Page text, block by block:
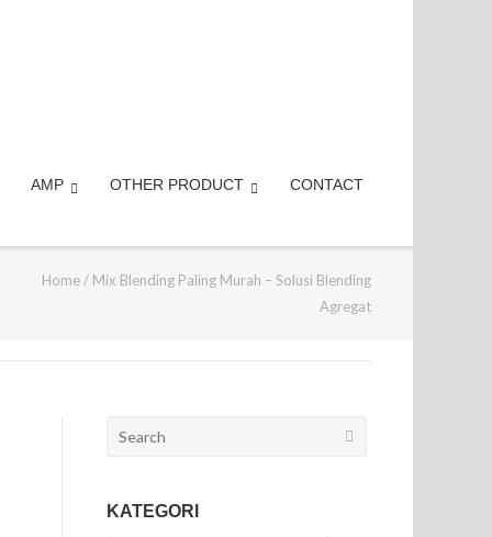
AMP OTHER PRODUCT CONTACT
Home / Mix Blending Paling Murah – Solusi Blending
Agregat
Search
KATEGORI